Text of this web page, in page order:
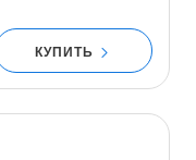
КУПИТЬ